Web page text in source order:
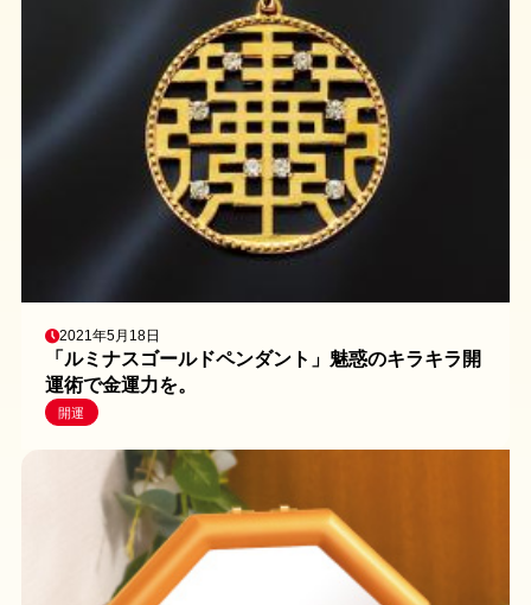
2021年5月18日
「ルミナスゴールドペンダント」魅惑のキラキラ開
運術で金運力を。
開運